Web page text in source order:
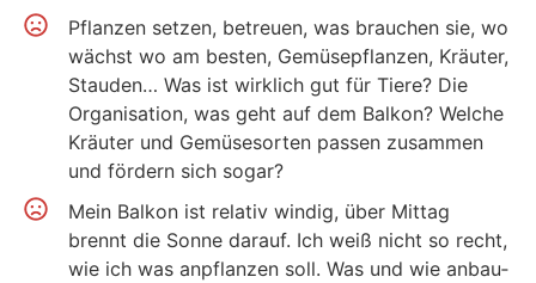
Pflan­zen set­zen, betreu­en, was brau­chen sie, wo
wächst wo am bes­ten, Gemü­se­pflan­zen, Kräu­ter,
Stau­den… Was ist wirk­lich gut für Tie­re? Die
Orga­ni­sa­ti­on, was geht auf dem Bal­kon? Wel­che
Kräu­ter und Gemü­se­sor­ten pas­sen zusam­men
und för­dern sich sogar?
Mein Bal­kon ist rela­tiv win­dig, über Mit­tag
brennt die Son­ne dar­auf. Ich weiß nicht so recht,
wie ich was anpflan­zen soll. Was und wie anbau­